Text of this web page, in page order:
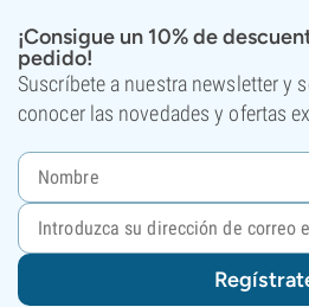
¡Consigue un 10% de
pedido!
Suscríbete a nuestra newsletter y
conocer las novedades y ofertas